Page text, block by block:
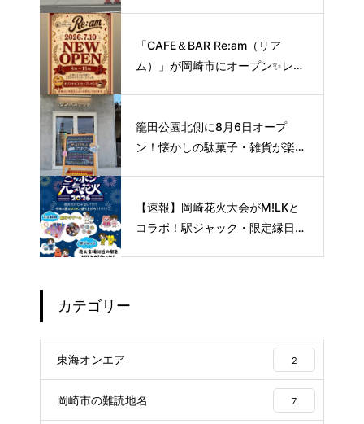
「CAFE＆BAR Re:am（リア
ム）」が岡崎市にオープン✨レト
籠田公園北側に8月6日オープ
ン！懐かしの駄菓子・雑貨が楽し
【速報】岡崎花火大会がM!LKと
コラボ！駅ジャック・限定縁日な
カテゴリー
東海オンエア 2
岡崎市の難読地名 7